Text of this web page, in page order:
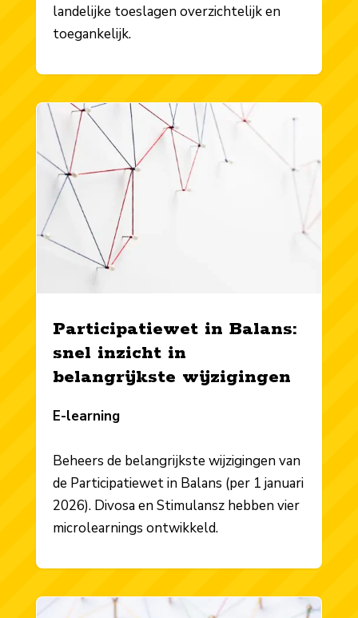
landelijke toeslagen overzichtelijk en
toegankelijk.
Participatiewet in Balans:
snel inzicht in
belangrijkste wijzigingen
E-learning
Beheers de belangrijkste wijzigingen van
de Participatiewet in Balans (per 1 januari
2026). Divosa en Stimulansz hebben vier
microlearnings ontwikkeld.